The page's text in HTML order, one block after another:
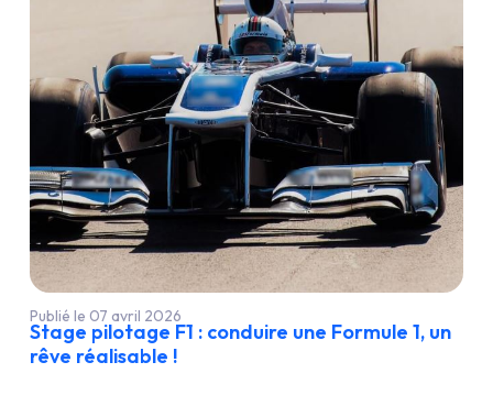
Publié le 07 avril 2026
Stage pilotage F1 : conduire une Formule 1, un
rêve réalisable !